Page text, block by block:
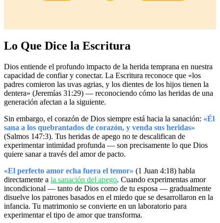
Lo Que Dice la Escritura
Dios entiende el profundo impacto de la herida temprana en nuestra
capacidad de confiar y conectar. La Escritura reconoce que «los
padres comieron las uvas agrias, y los dientes de los hijos tienen la
dentera» (Jeremías 31:29) — reconociendo cómo las heridas de una
generación afectan a la siguiente.
Sin embargo, el corazón de Dios siempre está hacia la sanación: «Él
sana a los quebrantados de corazón, y venda sus heridas»
(Salmos 147:3). Tus heridas de apego no te descalifican de
experimentar intimidad profunda — son precisamente lo que Dios
quiere sanar a través del amor de pacto.
«El perfecto amor echa fuera el temor» (1 Juan 4:18) habla
directamente a la sanación del apego. Cuando experimentas amor
incondicional — tanto de Dios como de tu esposa — gradualmente
disuelve los patrones basados en el miedo que se desarrollaron en la
infancia. Tu matrimonio se convierte en un laboratorio para
experimentar el tipo de amor que transforma.